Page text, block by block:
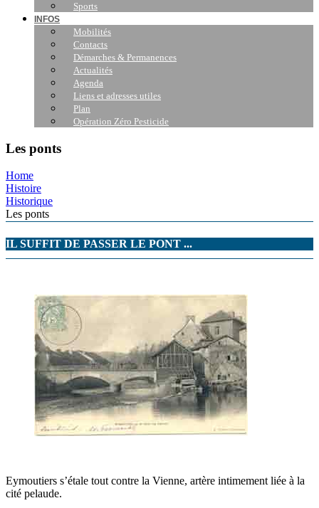
Sports
INFOS
Mobilités
Contacts
Démarches & Permanences
Actualités
Agenda
Liens et adresses utiles
Plan
Opération Zéro Pesticide
Les ponts
Home
Histoire
Historique
Les ponts
IL SUFFIT DE PASSER LE PONT ...
Eymoutiers s’étale tout contre la Vienne, artère intimement liée à la
cité pelaude.